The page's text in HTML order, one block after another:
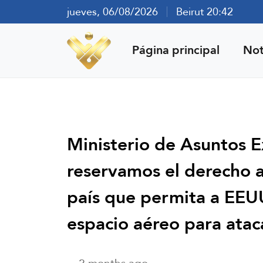
jueves, 06/08/2026 Beirut 20:42
Página principal
Ministerio de Asuntos
reservamos el
país que permita a
espacio aéreo para